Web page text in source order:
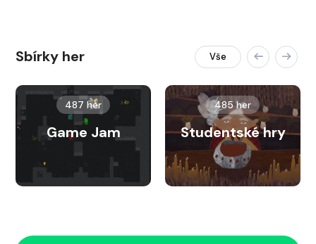
Sbírky her Vše
487 her
Game Jam
485 her
Studentské hry